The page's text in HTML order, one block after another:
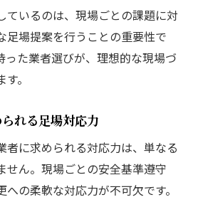
ているのは、現場ごとの課題に対
足場提案を行うことの重要性で
った業者選びが、理想的な現場づ
。
れる足場対応力
者に求められる対応力は、単なる
せん。現場ごとの安全基準遵守
の柔軟な対応力が不可欠です。